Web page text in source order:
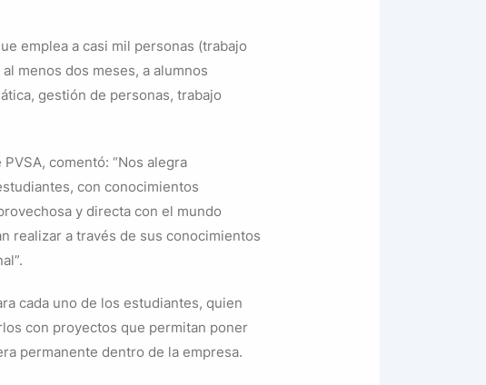
emplea a casi mil personas (trabajo
menos dos meses, a alumnos
gestión de personas, trabajo
comentó: “Nos alegra
con conocimientos
y directa con el mundo
realizar a través de sus conocimientos
cada uno de los estudiantes, quien
con proyectos que permitan poner
permanente dentro de la empresa.